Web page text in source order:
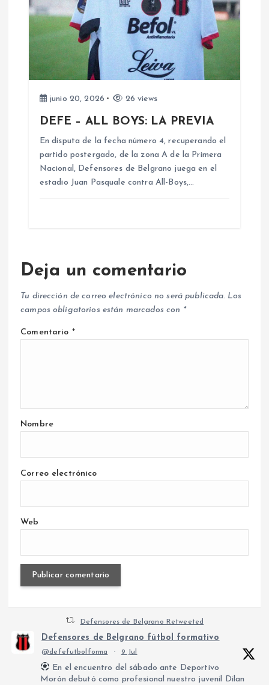
a
s
junio 20, 2026 26 views
DEFE – ALL BOYS: LA PREVIA
En disputa de la fecha número 4, recuperando el
partido postergado, de la zona A de la Primera
Nacional, Defensores de Belgrano juega en el
estadio Juan Pasquale contra All-Boys,…
Deja un comentario
Tu dirección de correo electrónico no será publicada. Los
campos obligatorios están marcados con *
Comentario *
Nombre
Correo electrónico
Web
Defensores de Belgrano Retweeted
Defensores de Belgrano fútbol formativo
@defefutbolforma · 9 Jul
En el encuentro del sábado ante Deportivo
Morón debutó como profesional nuestro juvenil Dilan